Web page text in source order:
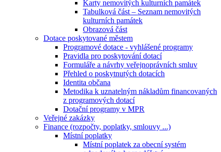
Karty nemovitých kulturních památek
Tabulková část – Seznam nemovitých
kulturních památek
Obrazová část
Dotace poskytované městem
Programové dotace - vyhlášené programy
Pravidla pro poskytování dotací
Formuláře a návrhy veřejnoprávních smluv
Přehled o poskytnutých dotacích
Identita občana
Metodika k uznatelným nákladům financovaných
z programových dotací
Dotační programy v MPR
Veřejné zakázky
Finance (rozpočty, poplatky, smlouvy ...)
Místní poplatky
Místní poplatek za obecní systém